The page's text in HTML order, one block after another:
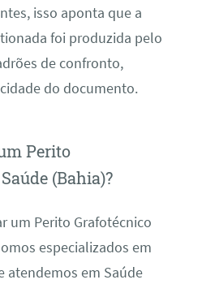
isso aponta que a
foi produzida pelo
de confronto,
do documento.
Perito
(Bahia)?
um Perito Grafotécnico
especializados em
atendemos em Saúde